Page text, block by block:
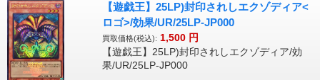
【遊戯王】25LP)封印されしエクゾディア<
ロゴ>/効果/UR/25LP-JP000
買取価格(税込): 1,500 円
【遊戯王】25LP)封印されしエクゾディア/効
果/UR/25LP-JP000